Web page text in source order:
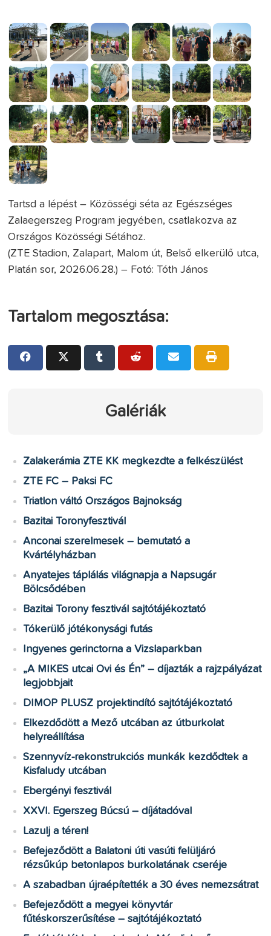
Tartsd a lépést – Közösségi séta az Egészséges
Zalaegerszeg Program jegyében, csatlakozva az
Országos Közösségi Sétához.
(ZTE Stadion, Zalapart, Malom út, Belső elkerülő utca,
Platán sor, 2026.06.28.) – Fotó: Tóth János
Tartalom megosztása:
Galériák
Zalakerámia ZTE KK megkezdte a felkészülést
ZTE FC – Paksi FC
Triatlon váltó Országos Bajnokság
Bazitai Toronyfesztivál
Anconai szerelmesek – bemutató a
Kvártélyházban
Anyatejes táplálás világnapja a Napsugár
Bölcsődében
Bazitai Torony fesztivál sajtótájékoztató
Tókerülő jótékonysági futás
Ingyenes gerinctorna a Vizslaparkban
„A MIKES utcai Ovi és Én” – díjazták a rajzpályázat
legjobbjait
DIMOP PLUSZ projektindító sajtótájékoztató
Elkezdődött a Mező utcában az útburkolat
helyreállítása
Szennyvíz-rekonstrukciós munkák kezdődtek a
Kisfaludy utcában
Ebergényi fesztivál
XXVI. Egerszeg Búcsú – díjátadóval
Lazulj a téren!
Befejeződött a Balatoni úti vasúti felüljáró
rézsűkúp betonlapos burkolatának cseréje
A szabadban újraépítették a 30 éves nemezsátrat
Befejeződött a megyei könyvtár
fűtéskorszerűsítése – sajtótájékoztató